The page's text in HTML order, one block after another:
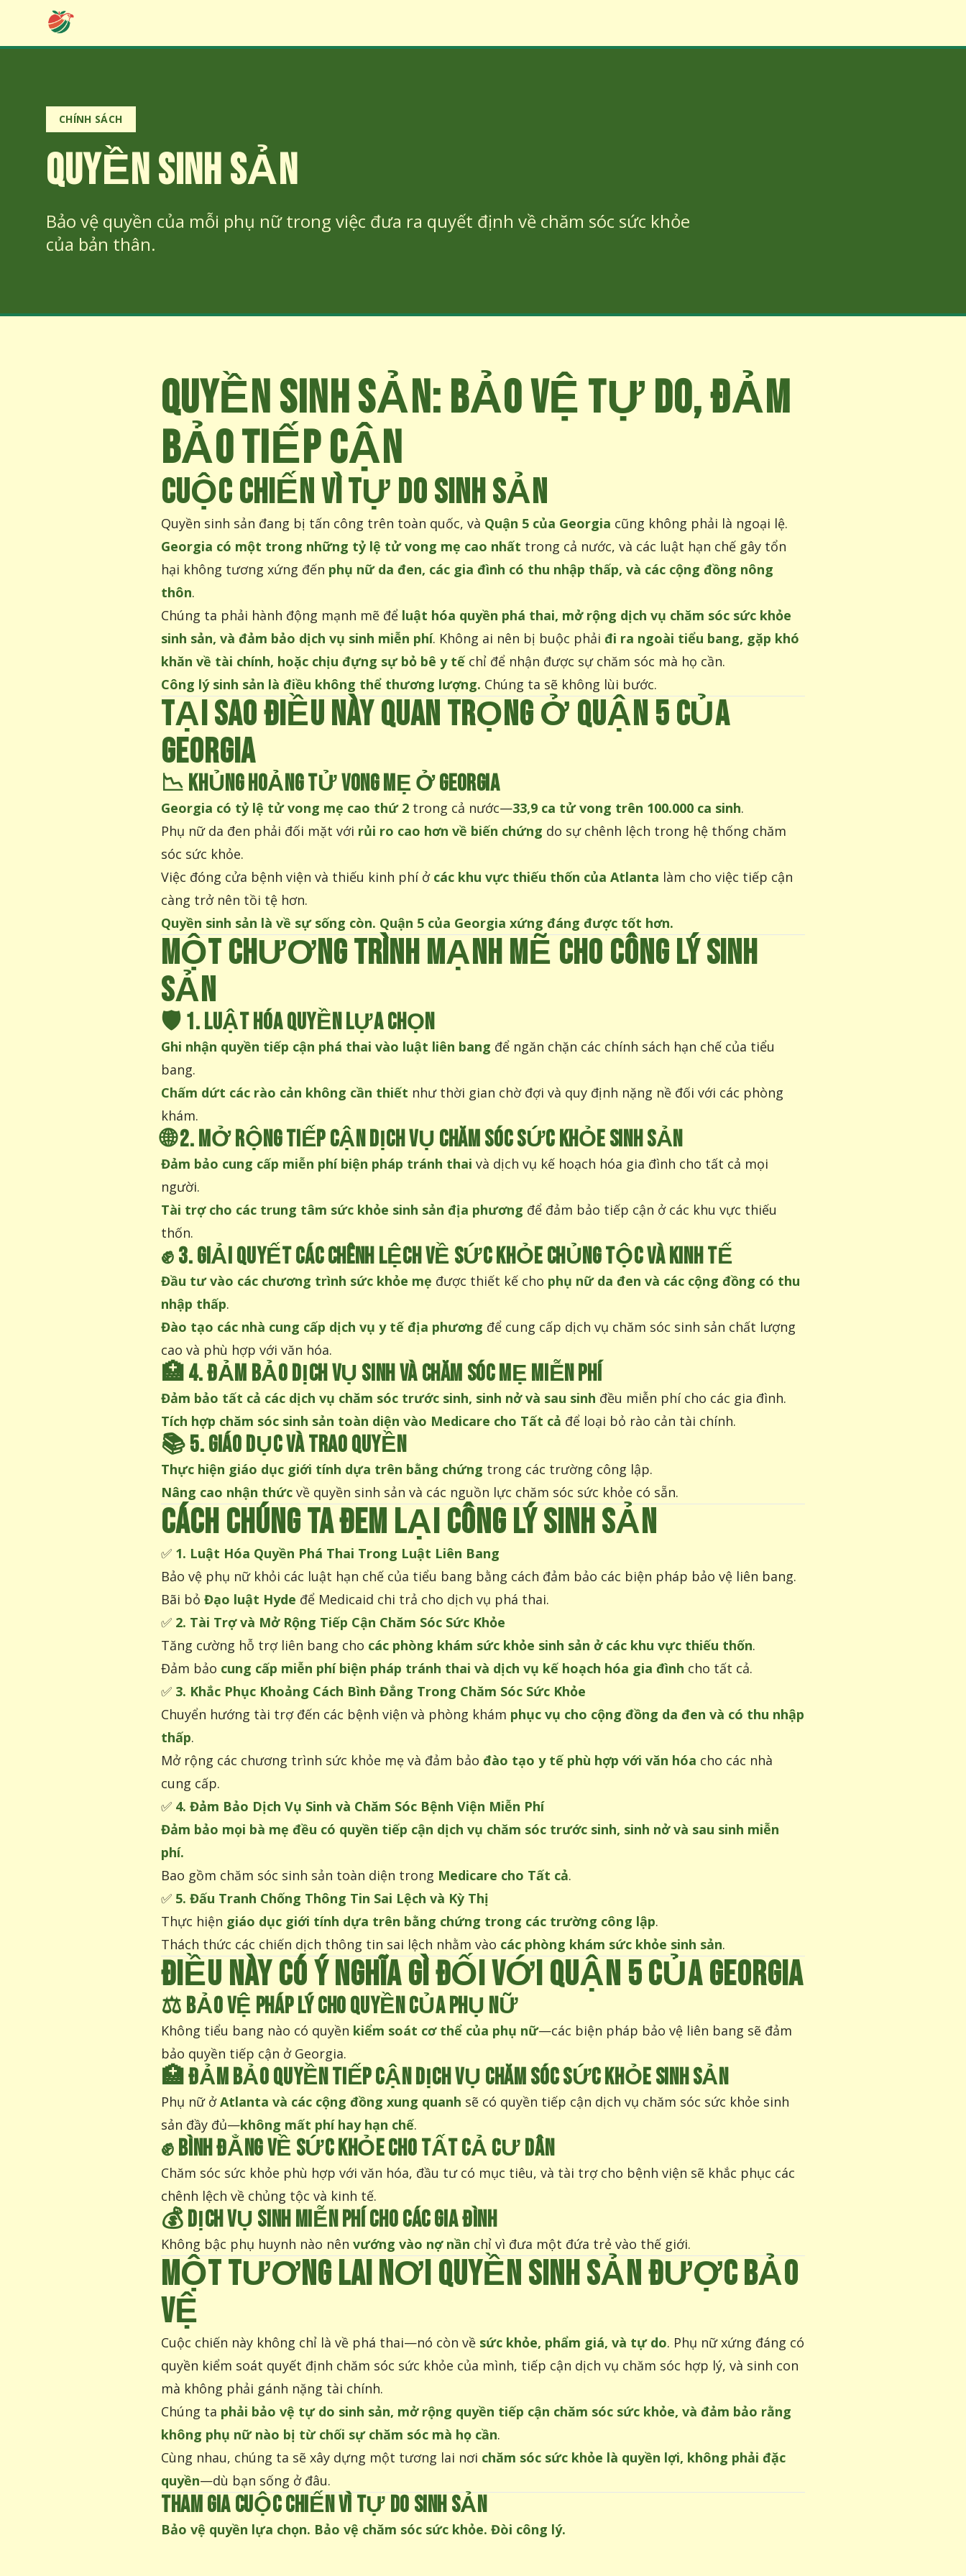
CHÍNH SÁCH
QUYỀN SINH SẢN
Bảo vệ quyền của mỗi phụ nữ trong việc đưa ra quyết định về chăm sóc sức khỏe
của bản thân.
QUYỀN SINH SẢN: BẢO VỆ TỰ DO, ĐẢM
BẢO TIẾP CẬN
CUỘC CHIẾN VÌ TỰ DO SINH SẢN
Quyền sinh sản đang bị tấn công trên toàn quốc, và Quận 5 của Georgia cũng không phải là ngoại lệ.
Georgia có một trong những tỷ lệ tử vong mẹ cao nhất trong cả nước, và các luật hạn chế gây tổn
hại không tương xứng đến phụ nữ da đen, các gia đình có thu nhập thấp, và các cộng đồng nông
thôn.
Chúng ta phải hành động mạnh mẽ để luật hóa quyền phá thai, mở rộng dịch vụ chăm sóc sức khỏe
sinh sản, và đảm bảo dịch vụ sinh miễn phí. Không ai nên bị buộc phải đi ra ngoài tiểu bang, gặp khó
khăn về tài chính, hoặc chịu đựng sự bỏ bê y tế chỉ để nhận được sự chăm sóc mà họ cần.
Công lý sinh sản là điều không thể thương lượng. Chúng ta sẽ không lùi bước.
TẠI SAO ĐIỀU NÀY QUAN TRỌNG Ở QUẬN 5 CỦA
GEORGIA
📉 KHỦNG HOẢNG TỬ VONG MẸ Ở GEORGIA
Georgia có tỷ lệ tử vong mẹ cao thứ 2 trong cả nước—33,9 ca tử vong trên 100.000 ca sinh.
Phụ nữ da đen phải đối mặt với rủi ro cao hơn về biến chứng do sự chênh lệch trong hệ thống chăm
sóc sức khỏe.
Việc đóng cửa bệnh viện và thiếu kinh phí ở các khu vực thiếu thốn của Atlanta làm cho việc tiếp cận
càng trở nên tồi tệ hơn.
Quyền sinh sản là về sự sống còn. Quận 5 của Georgia xứng đáng được tốt hơn.
MỘT CHƯƠNG TRÌNH MẠNH MẼ CHO CÔNG LÝ SINH
SẢN
🛡️ 1. LUẬT HÓA QUYỀN LỰA CHỌN
Ghi nhận quyền tiếp cận phá thai vào luật liên bang để ngăn chặn các chính sách hạn chế của tiểu
bang.
Chấm dứt các rào cản không cần thiết như thời gian chờ đợi và quy định nặng nề đối với các phòng
khám.
🌐2. MỞ RỘNG TIẾP CẬN DỊCH VỤ CHĂM SÓC SỨC KHỎE SINH SẢN
Đảm bảo cung cấp miễn phí biện pháp tránh thai và dịch vụ kế hoạch hóa gia đình cho tất cả mọi
người.
Tài trợ cho các trung tâm sức khỏe sinh sản địa phương để đảm bảo tiếp cận ở các khu vực thiếu
thốn.
✊3. GIẢI QUYẾT CÁC CHÊNH LỆCH VỀ SỨC KHỎE CHỦNG TỘC VÀ KINH TẾ
Đầu tư vào các chương trình sức khỏe mẹ được thiết kế cho phụ nữ da đen và các cộng đồng có thu
nhập thấp.
Đào tạo các nhà cung cấp dịch vụ y tế địa phương để cung cấp dịch vụ chăm sóc sinh sản chất lượng
cao và phù hợp với văn hóa.
🏥4. ĐẢM BẢO DỊCH VỤ SINH VÀ CHĂM SÓC MẸ MIỄN PHÍ
Đảm bảo tất cả các dịch vụ chăm sóc trước sinh, sinh nở và sau sinh đều miễn phí cho các gia đình.
Tích hợp chăm sóc sinh sản toàn diện vào Medicare cho Tất cả để loại bỏ rào cản tài chính.
📚5. GIÁO DỤC VÀ TRAO QUYỀN
Thực hiện giáo dục giới tính dựa trên bằng chứng trong các trường công lập.
Nâng cao nhận thức về quyền sinh sản và các nguồn lực chăm sóc sức khỏe có sẵn.
CÁCH CHÚNG TA ĐEM LẠI CÔNG LÝ SINH SẢN
✅ 1. Luật Hóa Quyền Phá Thai Trong Luật Liên Bang
Bảo vệ phụ nữ khỏi các luật hạn chế của tiểu bang bằng cách đảm bảo các biện pháp bảo vệ liên bang.
Bãi bỏ Đạo luật Hyde để Medicaid chi trả cho dịch vụ phá thai.
✅ 2. Tài Trợ và Mở Rộng Tiếp Cận Chăm Sóc Sức Khỏe
Tăng cường hỗ trợ liên bang cho các phòng khám sức khỏe sinh sản ở các khu vực thiếu thốn.
Đảm bảo cung cấp miễn phí biện pháp tránh thai và dịch vụ kế hoạch hóa gia đình cho tất cả.
✅ 3. Khắc Phục Khoảng Cách Bình Đẳng Trong Chăm Sóc Sức Khỏe
Chuyển hướng tài trợ đến các bệnh viện và phòng khám phục vụ cho cộng đồng da đen và có thu nhập
thấp.
Mở rộng các chương trình sức khỏe mẹ và đảm bảo đào tạo y tế phù hợp với văn hóa cho các nhà
cung cấp.
✅ 4. Đảm Bảo Dịch Vụ Sinh và Chăm Sóc Bệnh Viện Miễn Phí
Đảm bảo mọi bà mẹ đều có quyền tiếp cận dịch vụ chăm sóc trước sinh, sinh nở và sau sinh miễn
phí.
Bao gồm chăm sóc sinh sản toàn diện trong Medicare cho Tất cả.
✅ 5. Đấu Tranh Chống Thông Tin Sai Lệch và Kỳ Thị
Thực hiện giáo dục giới tính dựa trên bằng chứng trong các trường công lập.
Thách thức các chiến dịch thông tin sai lệch nhằm vào các phòng khám sức khỏe sinh sản.
ĐIỀU NÀY CÓ Ý NGHĨA GÌ ĐỐI VỚI QUẬN 5 CỦA GEORGIA
⚖️ BẢO VỆ PHÁP LÝ CHO QUYỀN CỦA PHỤ NỮ
Không tiểu bang nào có quyền kiểm soát cơ thể của phụ nữ—các biện pháp bảo vệ liên bang sẽ đảm
bảo quyền tiếp cận ở Georgia.
🏥ĐẢM BẢO QUYỀN TIẾP CẬN DỊCH VỤ CHĂM SÓC SỨC KHỎE SINH SẢN
Phụ nữ ởAtlanta và các cộng đồng xung quanh sẽ có quyền tiếp cận dịch vụ chăm sóc sức khỏe sinh
sản đầy đủ—không mất phí hay hạn chế.
✊BÌNH ĐẲNG VỀ SỨC KHỎE CHO TẤT CẢ CƯ DÂN
Chăm sóc sức khỏe phù hợp với văn hóa, đầu tư có mục tiêu, và tài trợ cho bệnh viện sẽ khắc phục các
chênh lệch về chủng tộc và kinh tế.
💰DỊCH VỤ SINH MIỄN PHÍ CHO CÁC GIA ĐÌNH
Không bậc phụ huynh nào nên vướng vào nợ nần chỉ vì đưa một đứa trẻ vào thế giới.
MỘT TƯƠNG LAI NƠI QUYỀN SINH SẢN ĐƯỢC BẢO
VỆ
Cuộc chiến này không chỉ là về phá thai—nó còn về sức khỏe, phẩm giá, và tự do. Phụ nữ xứng đáng có
quyền kiểm soát quyết định chăm sóc sức khỏe của mình, tiếp cận dịch vụ chăm sóc hợp lý, và sinh con
mà không phải gánh nặng tài chính.
Chúng ta phải bảo vệ tự do sinh sản, mở rộng quyền tiếp cận chăm sóc sức khỏe, và đảm bảo rằng
không phụ nữ nào bị từ chối sự chăm sóc mà họ cần.
Cùng nhau, chúng ta sẽ xây dựng một tương lai nơi chăm sóc sức khỏe là quyền lợi, không phải đặc
quyền—dù bạn sống ở đâu.
THAM GIA CUỘC CHIẾN VÌ TỰ DO SINH SẢN
Bảo vệ quyền lựa chọn. Bảo vệ chăm sóc sức khỏe. Đòi công lý.